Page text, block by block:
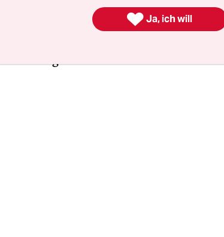
fahren – anmelden und
vorweisen, der nicht älter als 48
 Ja, ich will